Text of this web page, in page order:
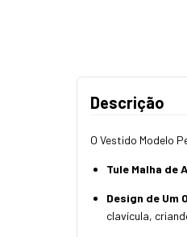
Descrição
O Vestido Modelo
Tule Malha de
Design de Um
clavícula,